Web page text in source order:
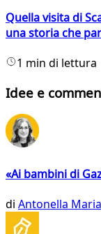
Quella visita di
una storia che
1 min di lettura
Idee e
«Ai bambini di
di Antonella